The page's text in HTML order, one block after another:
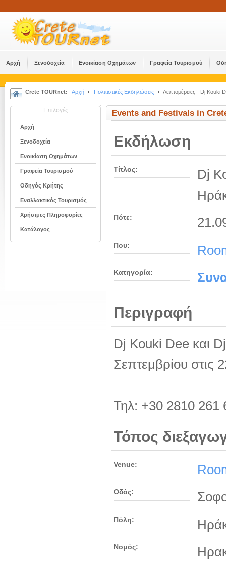
Αρχή Ξενοδοχεία Ενοικίαση Οχημάτων Γραφεία Τουρισμού
Crete TOURnet: Αρχή Πολιτιστικές Εκδηλώσεις Λεπτομέρειες - Dj Kouki
Επιλογές
Αρχή
Ξενοδοχεία
Ενοικίαση Οχημάτων
Γραφεία Τουρισμού
Οδηγός Κρήτης
Εναλλακτικός Τουρισμός
Χρήσιμες Πληροφορίες
Κατάλογος
Events and Festivals in
Εκδήλωση
Τίτλος:
Dj
Πότε:
Που:
Κατηγορία:
Περιγραφή
Dj Kouki Dee και
Σεπτεμβρίου στις
Τηλ: +30 2810 261
Τόπος
Venue:
Οδός:
Πόλη:
Νομός: